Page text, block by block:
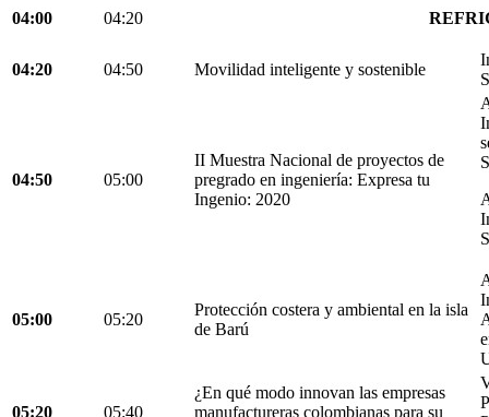
04:00 04:20
04:20 04:50 Movilidad inteligente y sostenible
04:50 05:00
II Muestra Nacional de proyectos de
pregrado en ingeniería: Expresa tu
Ingenio: 2020
05:00 05:20
Protección costera y ambiental en la isla
de Barú
05:20 05:40
¿En qué modo innovan las empresas
manufactureras colombianas para su